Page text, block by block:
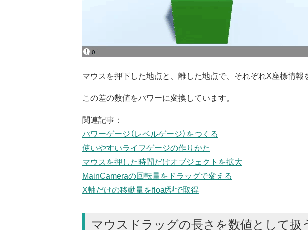
マウスを押下した地点と、離した地点で、それぞれX座標情報
この差の数値をパワーに変換しています。
関連記事：
パワーゲージ（レベルゲージ）をつくる
使いやすいライフゲージの作りかた
マウスを押した時間だけオブジェクトを拡大
MainCameraの回転量をドラッグで変える
X軸だけの移動量をfloat型で取得
マウスドラッグの長さを数値として扱